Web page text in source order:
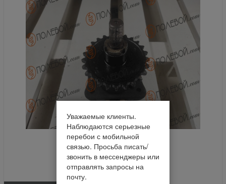
Уважаемые клиенты.
Наблюдаются серьезные
перебои с мобильной
связью. Просьба писать/
звонить в мессенджеры или
отправлять запросы на
почту.